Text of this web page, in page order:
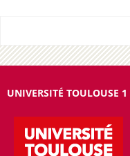
UNIVERSITÉ TOULOUSE